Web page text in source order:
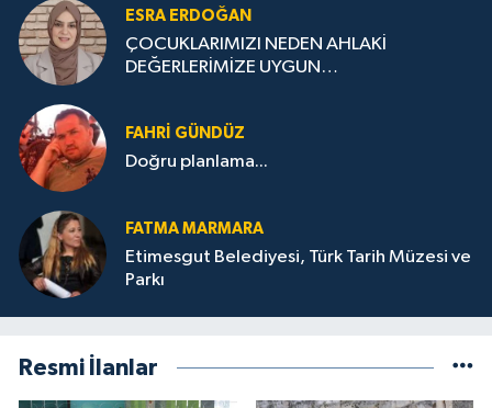
ESRA ERDOĞAN
ÇOCUKLARIMIZI NEDEN AHLAKİ
DEĞERLERİMİZE UYGUN
FAHRI GÜNDÜZ
Doğru planlama...
FATMA MARMARA
Etimesgut Belediyesi, Türk Tarih Müzesi ve
Parkı
Resmi İlanlar